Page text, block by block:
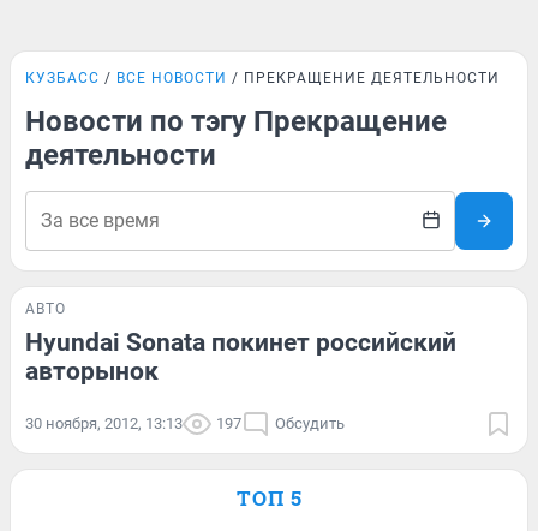
КУЗБАСС ВСЕ НОВОСТИ ПРЕКРАЩЕНИЕ ДЕЯТЕЛЬНОСТИ
Новости по тэгу Прекращение
деятельности
АВТО
Hyundai Sonata покинет российский
авторынок
30 ноября, 2012, 13:13 197 Обсудить
ТОП 5